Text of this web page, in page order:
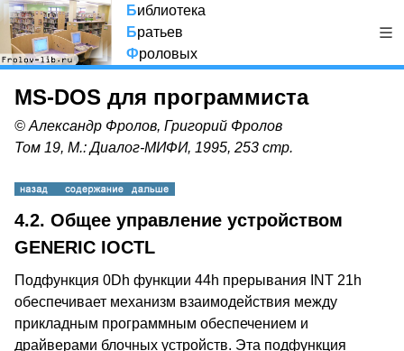
Библиотека
Братьев
Фроловых
MS-DOS для программиста
© Александр Фролов, Григорий Фролов
Том 19, М.: Диалог-МИФИ, 1995, 253 стр.
4.2. Общее управление устройством
GENERIC IOCTL
Подфункция 0Dh функции 44h прерывания INT 21h
обеспечивает механизм взаимодействия между
прикладным программным обеспечением и
драйверами блочных устройств. Эта подфункция